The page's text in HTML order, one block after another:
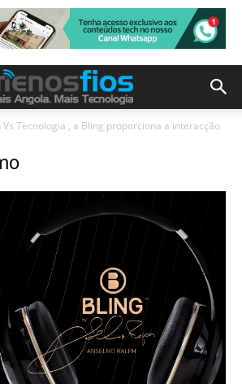
Vs Tecnologia , a Bling proporciona a interacção